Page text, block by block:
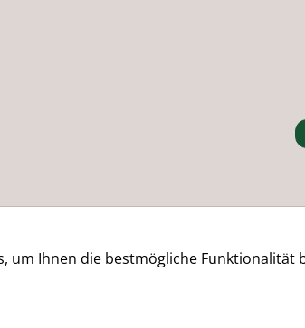
um Ihnen die bestmögliche Funktionalität